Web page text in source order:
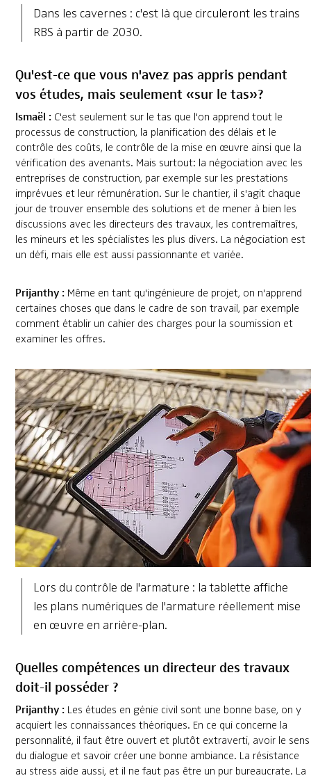
Dans les cavernes : c'est là que circuleront les trains
RBS à partir de 2030.
Qu'est-ce que vous n'avez pas appris pendant
vos études, mais seulement «sur le tas»?
Ismaël :C'est seulement sur le tas que l'on apprend tout le
processus de construction, la planification des délais et le
contrôle des coûts, le contrôle de la mise en œuvre ainsi que la
vérification des avenants. Mais surtout: la négociation avec les
entreprises de construction, par exemple sur les prestations
imprévues et leur rémunération. Sur le chantier, il s'agit chaque
jour de trouver ensemble des solutions et de mener à bien les
discussions avec les directeurs des travaux, les contremaîtres,
les mineurs et les spécialistes les plus divers. La négociation est
un défi, mais elle est aussi passionnante et variée.
Prijanthy : Même en tant qu'ingénieure de projet, on n'apprend
certaines choses que dans le cadre de son travail, par exemple
comment établir un cahier des charges pour la soumission et
examiner les offres.
Lors du contrôle de l'armature : la tablette affiche
les plans numériques de l'armature réellement mise
en œuvre en arrière-plan.
Quelles compétences un directeur des travaux
doit-il posséder ?
Prijanthy : Les études en génie civil sont une bonne base, on y
acquiert les connaissances théoriques. En ce qui concerne la
personnalité, il faut être ouvert et plutôt extraverti, avoir le sens
du dialogue et savoir créer une bonne ambiance. La résistance
au stress aide aussi, et il ne faut pas être un pur bureaucrate. La